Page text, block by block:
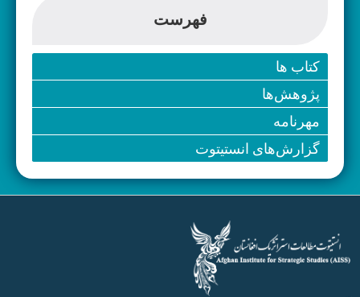
فهرست
کتاب ها
پژوهش‌ها
مهرنامه
گزارش‌های انستیتوت